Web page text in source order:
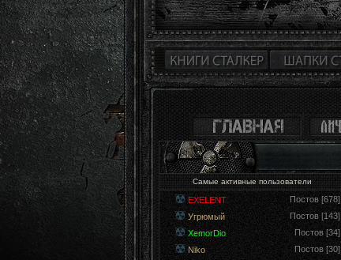
Самые активные пользователи
EXELENT
Постов [678]
Угрюмый
Постов [143]
XemorDio
Постов [34]
Niko
Постов [30]